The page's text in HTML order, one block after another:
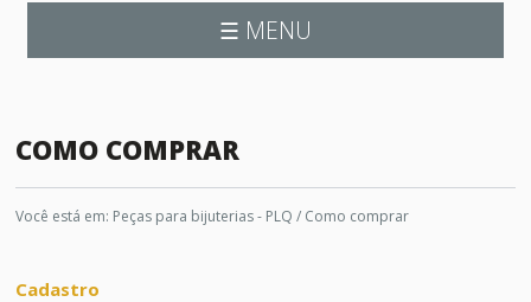
☰ MENU
COMO COMPRAR
Você está em: Peças para bijuterias - PLQ / Como comprar
Cadastro